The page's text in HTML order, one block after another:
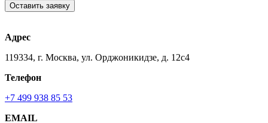
Оставить заявку
Адрес
119334, г. Москва, ул. Орджоникидзе, д. 12с4
Телефон
+7 499 938 85 53
EMAIL